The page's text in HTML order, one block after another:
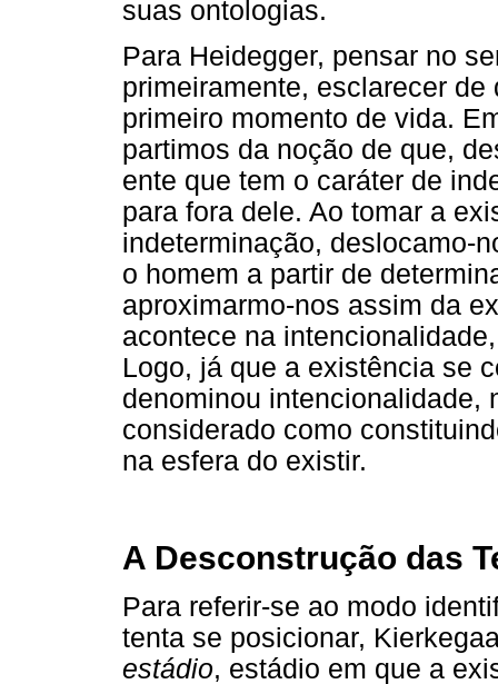
suas ontologias.
Para Heidegger, pensar no
primeiramente, esclarecer
primeiro momento de vida.
partimos da noção de que,
ente que tem o caráter de
para fora dele. Ao tomar a
indeterminação, deslocamo-
o homem a partir de
aproximarmo-nos assim da
acontece na
Logo, já que a existência se
denominou intencionalidade,
considerado como
na esfera do existir.
A Desconstrução das
Para referir-se ao modo
tenta se posicionar,
estádio, estádio em que a